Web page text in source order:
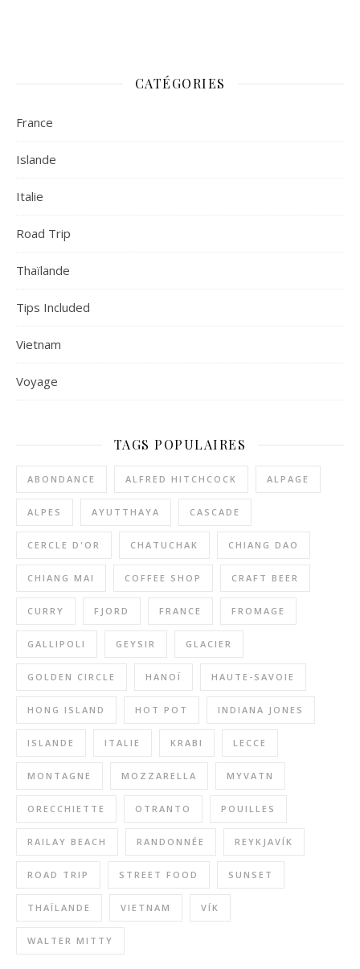
CATÉGORIES
France
Islande
Italie
Road Trip
Thaïlande
Tips Included
Vietnam
Voyage
TAGS POPULAIRES
ABONDANCE ALFRED HITCHCOCK ALPAGE
ALPES AYUTTHAYA CASCADE
CERCLE D'OR CHATUCHAK CHIANG DAO
CHIANG MAI COFFEE SHOP CRAFT BEER
CURRY FJORD FRANCE FROMAGE
GALLIPOLI GEYSIR GLACIER
GOLDEN CIRCLE HANOÏ HAUTE-SAVOIE
HONG ISLAND HOT POT INDIANA JONES
ISLANDE ITALIE KRABI LECCE
MONTAGNE MOZZARELLA MYVATN
ORECCHIETTE OTRANTO POUILLES
RAILAY BEACH RANDONNÉE REYKJAVÍK
ROAD TRIP STREET FOOD SUNSET
THAÏLANDE VIETNAM VÍK
WALTER MITTY